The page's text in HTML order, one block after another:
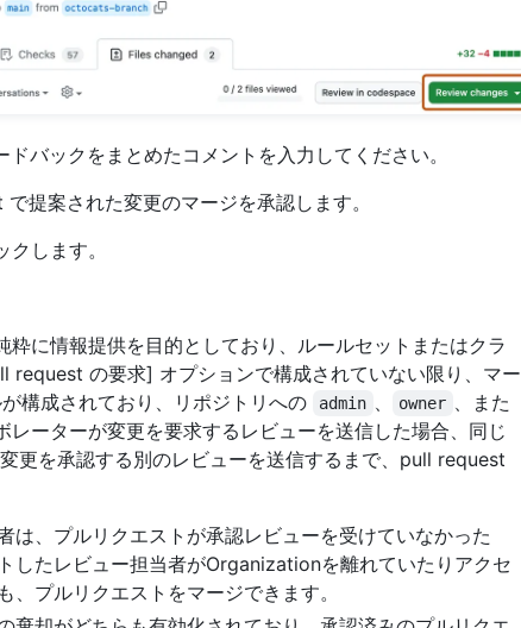
バックをまとめたコメントを入力してください。
提案された変更のマージを承認します。
クします。
粋に情報提供を目的としており、ルールセットまたはクラ
request の要求] オプションで構成されていない限り、マー
構成されており、リポジトリへの
admin 、 owner 、また
レーターが変更を要求するレビューを送信した場合、同じ
更を承認する別のレビューを送信するまで、pull request
は、プルリクエストが承認レビューを受けていなかった
したレビュー担当者がOrganizationを離れていたりアクセ
、プルリクエストをマージできます。